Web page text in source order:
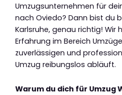
Umzugsunternehmen für
nach Oviedo? Dann bist du
Karlsruhe, genau richtig! Wir
Erfahrung im Bereich
zuverlässigen und
Umzug reibungslos abläuft.
Warum du dich für Umzug